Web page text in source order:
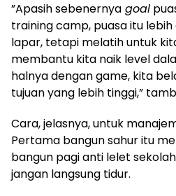
”Apasih sebenernya goal
training camp, puasa itu
lapar, tetapi melatih untuk
membantu kita naik level
halnya dengan game, kita
tujuan yang lebih tinggi,”
Cara, jelasnya, untuk
Pertama bangun sahur itu
bangun pagi anti lelet
jangan langsung tidur.